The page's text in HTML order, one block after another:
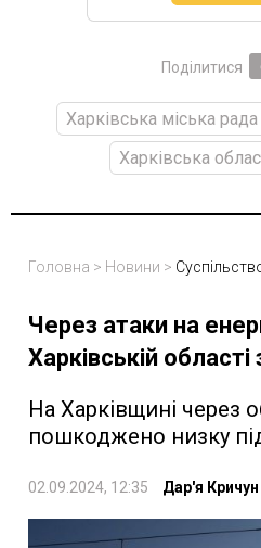
Поділитися
Харківська міська рада
Харківська
Головна > Новини >
Через атаки на
Харківській області
На Харківщині через
пошкоджено низку
02.09.2024, 12:35 Дар'я Кричун